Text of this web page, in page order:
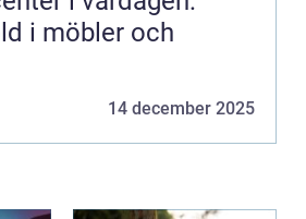
i möbler och
14 december 2025